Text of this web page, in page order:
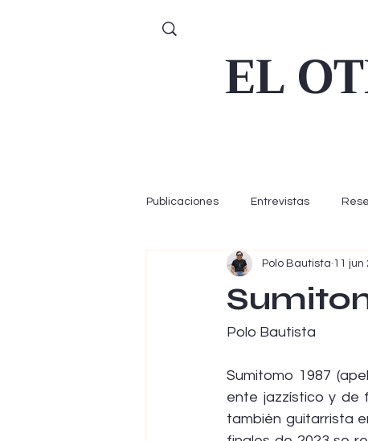
EL
Publicaciones Entrevistas
Polo Bautista 11 jun
Polo Bautista
Sumitomo 1987
ente jazzístico y de
también guitarrista